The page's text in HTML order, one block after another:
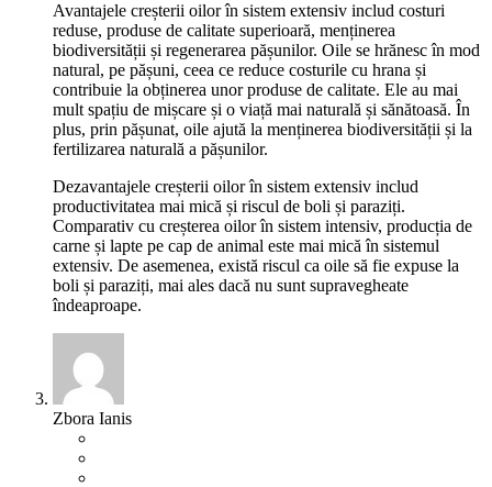
Avantajele creșterii oilor în sistem extensiv includ costuri
reduse, produse de calitate superioară, menținerea
biodiversității și regenerarea pășunilor. Oile se hrănesc în mod
natural, pe pășuni, ceea ce reduce costurile cu hrana și
contribuie la obținerea unor produse de calitate. Ele au mai
mult spațiu de mișcare și o viață mai naturală și sănătoasă. În
plus, prin pășunat, oile ajută la menținerea biodiversității și la
fertilizarea naturală a pășunilor.
Dezavantajele creșterii oilor în sistem extensiv includ
productivitatea mai mică și riscul de boli și paraziți.
Comparativ cu creșterea oilor în sistem intensiv, producția de
carne și lapte pe cap de animal este mai mică în sistemul
extensiv. De asemenea, există riscul ca oile să fie expuse la
boli și paraziți, mai ales dacă nu sunt supravegheate
îndeaproape.
Zbora Ianis